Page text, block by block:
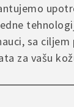
sa
za vašu